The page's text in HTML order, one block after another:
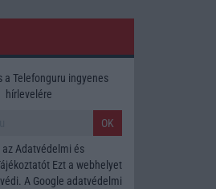
a Telefonguru ingyenes
hírlevelére
OK
az Adatvédelmi és
Ezt a webhelyet
A Google adatvédelmi